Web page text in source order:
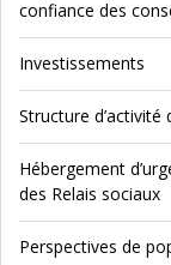
confiance des
Investissements
Structure
Hébergement
des Relais sociaux
Perspectives de